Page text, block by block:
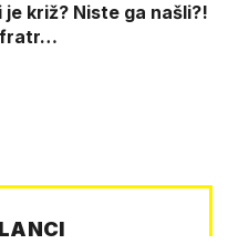
križ? Niste ga našli?!
fratr…